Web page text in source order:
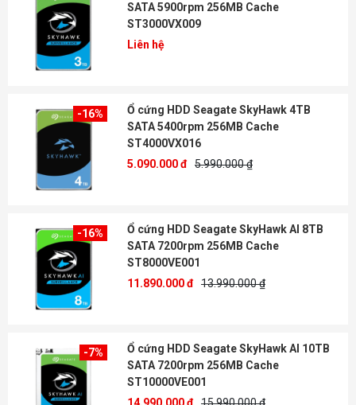
SATA 5900rpm 256MB Cache
ST3000VX009
Liên hệ
-16%
Ổ cứng HDD Seagate SkyHawk 4TB
SATA 5400rpm 256MB Cache
ST4000VX016
5.090.000 đ 5.990.000 ₫
-16%
Ổ cứng HDD Seagate SkyHawk AI 8TB
SATA 7200rpm 256MB Cache
ST8000VE001
11.890.000 đ 13.990.000 ₫
-7%
Ổ cứng HDD Seagate SkyHawk AI 10TB
SATA 7200rpm 256MB Cache
ST10000VE001